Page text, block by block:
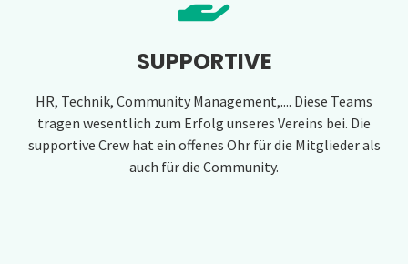
SUPPORTIVE
HR, Technik, Community Management,.... Diese Teams
tragen wesentlich zum Erfolg unseres Vereins bei. Die
supportive Crew hat ein offenes Ohr für die Mitglieder als
auch für die Community.